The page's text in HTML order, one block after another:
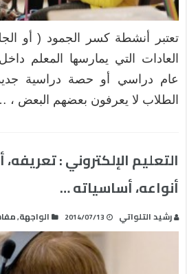
العادات التي يمارسها المعلم
عام دراسي أو حصة دراسية
الطلاب لا يعرفون بعضهم البعض ،
التعليم الإلكتروني : تعريفه،
أنواعه، أساسياته …
رشيد التلواتي 2014/07/13 الواجهة,